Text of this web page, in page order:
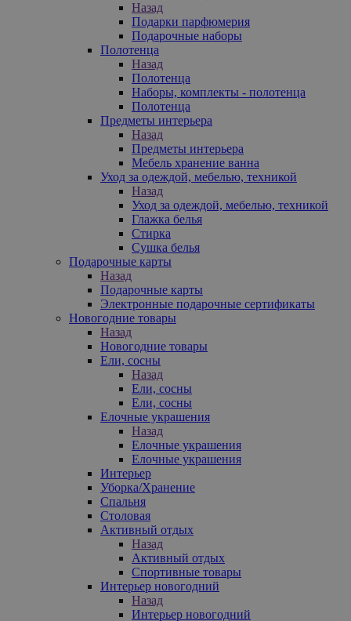
Назад
Подарки парфюмерия
Подарочные наборы
Полотенца
Назад
Полотенца
Наборы, комплекты - полотенца
Полотенца
Предметы интерьера
Назад
Предметы интерьера
Мебель хранение ванна
Уход за одеждой, мебелью, техникой
Назад
Уход за одеждой, мебелью, техникой
Глажка белья
Стирка
Сушка белья
Подарочные карты
Назад
Подарочные карты
Электронные подарочные сертификаты
Новогодние товары
Назад
Новогодние товары
Ели, сосны
Назад
Ели, сосны
Ели, сосны
Елочные украшения
Назад
Елочные украшения
Елочные украшения
Интерьер
Уборка/Хранение
Спальня
Столовая
Активный отдых
Назад
Активный отдых
Спортивные товары
Интерьер новогодний
Назад
Интерьер новогодний